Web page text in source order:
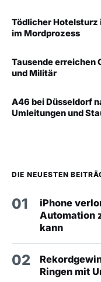
Tödlicher
im Mordprozess
Tausende erreichen
und Militär
A46 bei Düsseldorf
Umleitungen und
DIE NEUESTEN
01
iPhone
Automation
kann
02
Ringen mit